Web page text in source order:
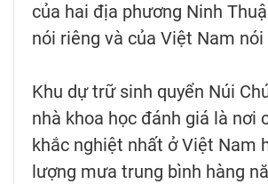
của hai địa phương Ninh
nói riêng và của Việt Nam nói
Khu dự trữ sinh quyển Núi
nhà khoa học đánh giá là nơi
khắc nghiệt nhất ở Việt Nam
lượng mưa trung bình hàng